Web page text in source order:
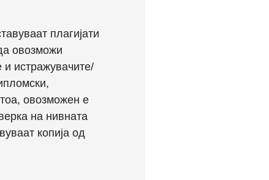
плагијати
овозможи
и истражувачите/
овозможен е
на нивната
копија од